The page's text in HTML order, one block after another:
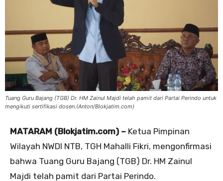
Tuang Guru Bajang (TGB) Dr. HM Zainul Majdi telah pamit dari Partai Perindo untuk
mengikuti sertifikasi dosen.(Anton/Blokjatim.com)
MATARAM (Blokjatim.com) – Ketua Pimpinan
Wilayah NWDI NTB, TGH Mahalli Fikri, mengonfirmasi
bahwa Tuang Guru Bajang (TGB) Dr. HM Zainul
Majdi telah pamit dari Partai Perindo.